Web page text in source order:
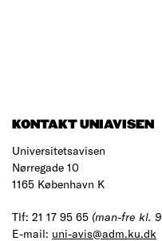
KONTAKT UNIAVISEN
Universitetsavisen
Nørregade 10
1165 København K
Tlf: 21 17 95 65 (man-fre kl.
E-mail: uni-avis@adm.ku.dk